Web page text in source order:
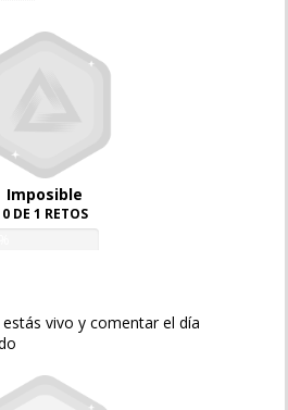
Imposible
0 DE 1 RETOS
vivo y comentar el día